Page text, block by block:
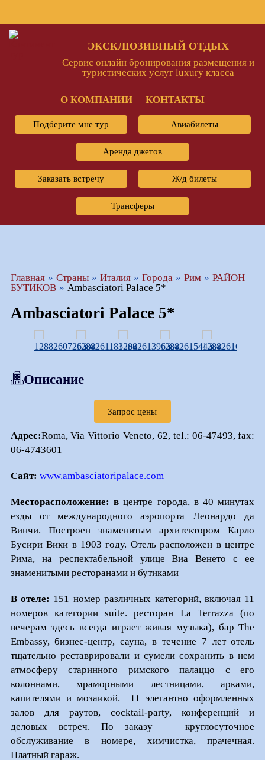
ЭКСКЛЮЗИВНЫЙ ОТДЫХ
Сервис онлайн бронирования размещения и
туристических услуг luxury класса
О КОМПАНИИ КОНТАКТЫ
Подберите мне тур Авиабилеты
Аренда джетов
Заказать встречу Ж/д билеты
Трансферы
Главная Страны Италия Города Рим
РАЙОН
БУТИКОВ
Ambasciatori Palace 5*
Ambasciatori Palace 5*
Описание
Запрос цены
Адрес:Roma, Via Vittorio Veneto, 62, tel.: 06-47493, fax:
06-4743601
Сайт: www.ambasciatoripalace.com
Месторасположение: вцентре города, в 40 минутах
езды от международного аэропорта Леонардо да
Винчи. Построен знаменитым архитектором Карло
Бусири Вики в 1903 году. Отель расположен в центре
Рима, на респектабельной улице Виа Венето с ее
знаменитыми ресторанами и бутиками
В отеле: 151 номер различных категорий, включая 11
номеров категории suite. ресторан La Terrazza (по
вечерам здесь всегда играет живая музыка), бар The
Embassy, бизнес-центр, сауна, в течение 7 лет отель
тщательно реставрировали и сумели сохранить в нем
атмосферу старинного римского палаццо с его
колоннами, мраморными лестницами, арками,
капителями и мозаикой. 11 элегантно оформленных
залов для раутов, cocktail-party, конференций и
деловых встреч. По заказу — круглосуточное
обслуживание в номере, химчистка, прачечная.
Платный гараж.